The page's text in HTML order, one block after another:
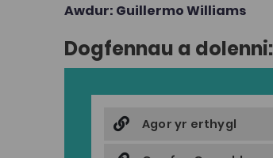
Awdur: Guillermo Williams
Dogfennau a dolenni:
Agor yr erthygl